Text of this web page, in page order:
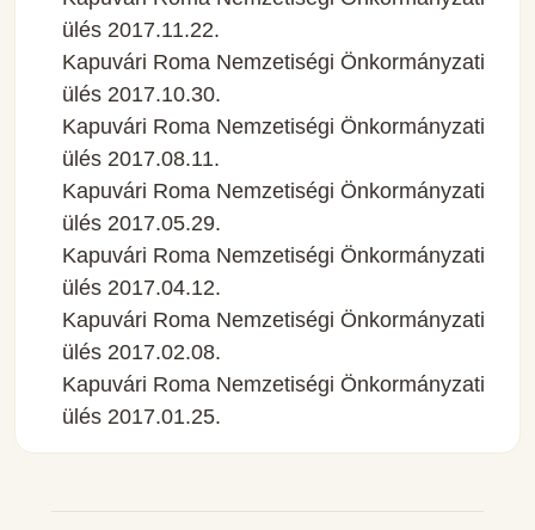
ülés 2017.11.22.
Kapuvári Roma Nemzetiségi Önkormányzati
ülés 2017.10.30.
Kapuvári Roma Nemzetiségi Önkormányzati
ülés 2017.08.11.
Kapuvári Roma Nemzetiségi Önkormányzati
ülés 2017.05.29.
Kapuvári Roma Nemzetiségi Önkormányzati
ülés 2017.04.12.
Kapuvári Roma Nemzetiségi Önkormányzati
ülés 2017.02.08.
Kapuvári Roma Nemzetiségi Önkormányzati
ülés 2017.01.25.